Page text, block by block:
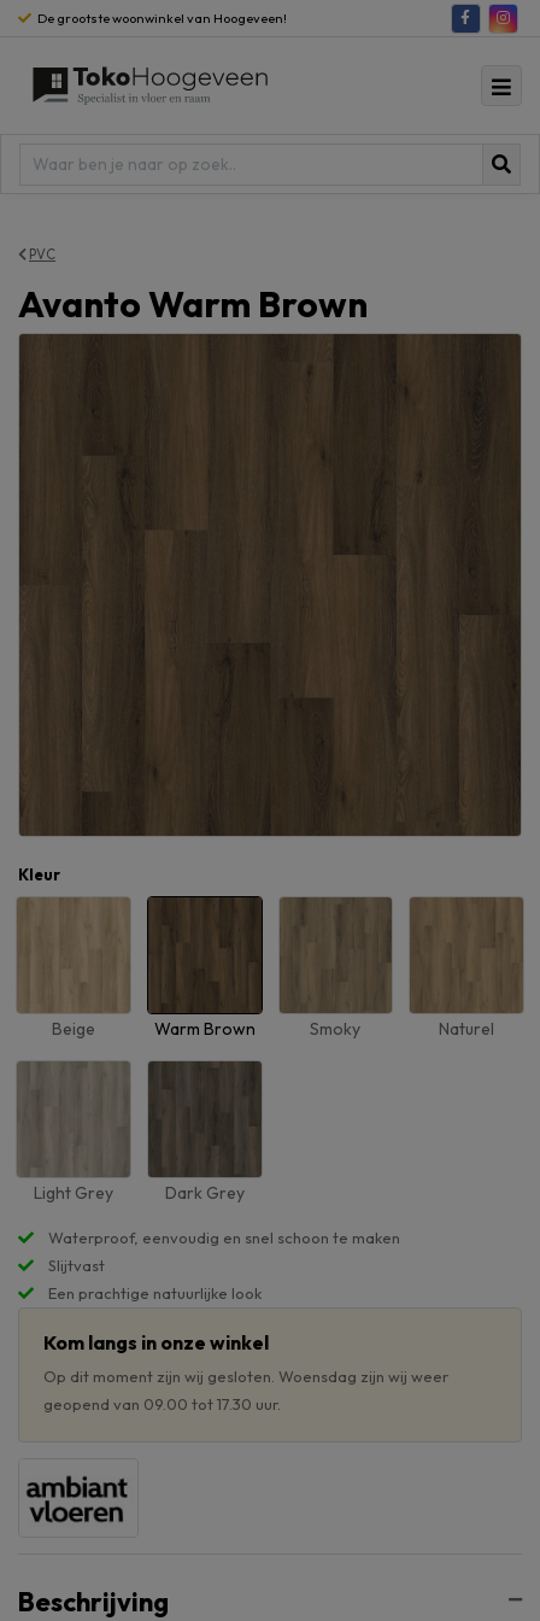
De grootste woonwinkel van Hoogeveen!
PVC
Avanto Warm Brown
Waterproof, eenvoudig en snel schoon te maken
Slijtvast
Een prachtige natuurlijke look
Kleur
Beige Warm Brown Smoky Naturel
Light Grey Dark Grey
Kom langs in onze winkel
Op dit moment zijn wij gesloten. Woensdag zijn wij weer
geopend van 09.00 tot 17.30 uur.
Beschrijving